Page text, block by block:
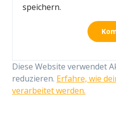
speichern.
Diese Website verwendet
reduzieren. Erfahre, wie
verarbeitet werden.